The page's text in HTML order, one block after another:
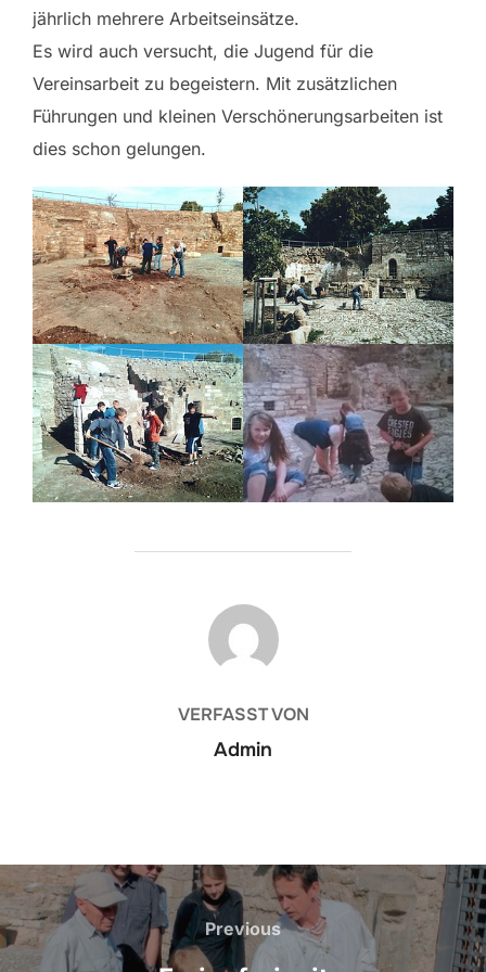
jährlich mehrere Arbeitseinsätze.
Es wird auch versucht, die Jugend für die
Vereinsarbeit zu begeistern. Mit zusätzlichen
Führungen und kleinen Verschönerungsarbeiten ist
dies schon gelungen.
BEITRAGSAUTOR
VERFASST VON
Admin
Beitragsnavigation
Previous
Previous